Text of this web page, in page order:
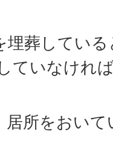
葬してい
ていなけれ
所をおい